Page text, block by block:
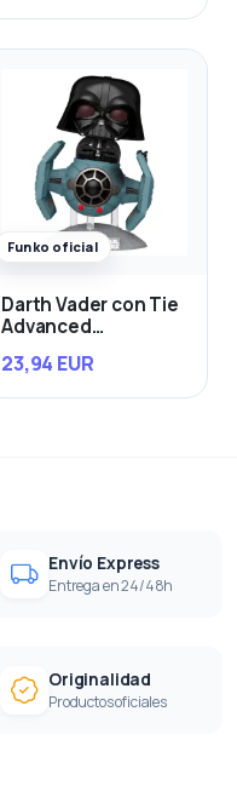
Funko oficial
Darth Vader con Tie
Advanced
23,94 EUR
Envío Express
Entrega en 24/48h
Originalidad
Productos oficiales